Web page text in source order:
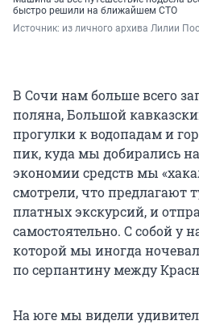
быстро решили на ближайшем СТО
Источник: из личного архива Лилии
В Сочи нам больше всего
поляна, Большой
прогулки к водопадам и
пик, куда мы добирались
экономии средств мы
смотрели, что предлагают
платных экскурсий, и
самостоятельно. С собой у
которой мы иногда
по серпантину между
На юге мы видели